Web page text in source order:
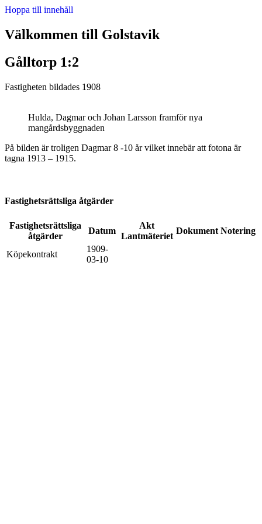
Hoppa till innehåll
Välkommen till Golstavik
Gålltorp 1:2
Fastigheten bildades 1908
Hulda, Dagmar och Johan Larsson framför nya
mangårdsbyggnaden
På bilden är troligen Dagmar 8 -10 år vilket innebär att fotona är
tagna 1913 – 1915.
Fastighetsrättsliga åtgärder
Fastighetsrättsliga
åtgärder
Datum
Akt
Lantmäteriet
Dokument Notering
Köpekontrakt
1909-
03-10